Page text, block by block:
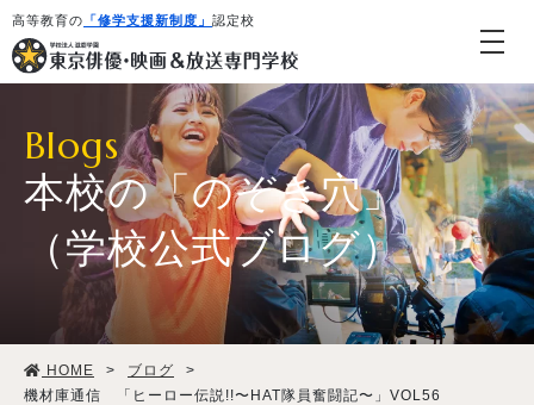
高等教育の 「修学支援新制度」 認定校
学校紹介・教育システム
専攻・コース紹介
Blogs
本校の「のぞき穴」
（学校公式ブログ）
HOME > ブログ
>
機材庫通信 「ヒーロー伝説!!〜HAT隊員奮闘記〜」VOL56